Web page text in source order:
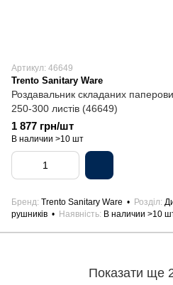
Артикул: 46649
Trento Sanitary Ware
Роздавальник складаних
250-300 листів (46649)
1 877 грн/шт
В наличии >10 шт
Бренд Trento Sanitary Ware Розділ
рушників
Наявність В наличии >10
Показати ще